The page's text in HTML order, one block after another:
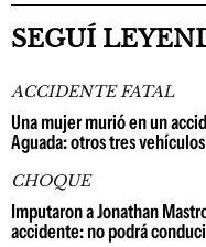
SEGUÍ
ACCIDENTE FATAL
Una mujer murió en un
Aguada: otros tres
CHOQUE
Imputaron a Jonathan
accidente: no podrá